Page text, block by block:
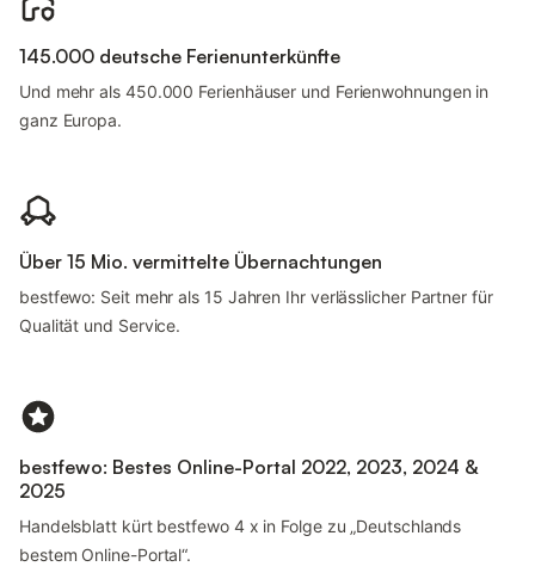
145.000 deutsche Ferienunterkünfte
Und mehr als 450.000 Ferienhäuser und Ferienwohnungen in
ganz Europa.
Über 15 Mio. vermittelte Übernachtungen
bestfewo: Seit mehr als 15 Jahren Ihr verlässlicher Partner für
Qualität und Service.
bestfewo: Bestes Online-Portal 2022, 2023, 2024 &
2025
Handelsblatt kürt bestfewo 4 x in Folge zu „Deutschlands
bestem Online-Portal“.